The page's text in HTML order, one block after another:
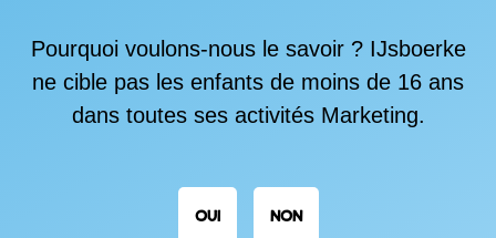
Pourquoi voulons-nous le savoir ? IJsboerke
ne cible pas les enfants de moins de 16 ans
dans toutes ses activités Marketing.
OUI NON